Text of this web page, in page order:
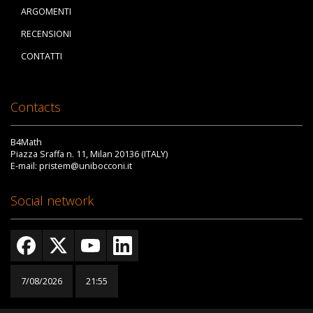
ARGOMENTI
RECENSIONI
CONTATTI
Contacts
B4Math
Piazza Sraffa n. 11, Milan 20136 (ITALY)
E-mail: pristem@unibocconi.it
Social network
7/08/2026 21:55